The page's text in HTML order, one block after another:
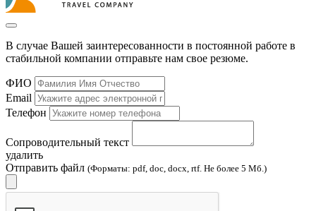
В случае Вашей заинтересованности в постоянной работе в
стабильной компании отправьте нам свое резюме.
ФИО
Email
Телефон
Сопроводительный текст
удалить
Отправить файл (Форматы: pdf, doc, docx, rtf. Не более 5 Мб.)